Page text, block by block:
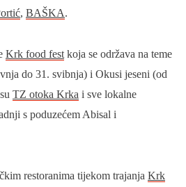
, BAŠKA.
Krk food festkoja se održava na teme
do 31. svibnja) i Okusi jeseni (od
TZ otoka Krka i sve lokalne
s poduzećem Abisal i
restoranima tijekom trajanja Krk